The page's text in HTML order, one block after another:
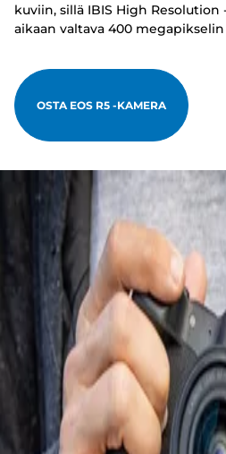
kuviin, sillä IBIS High
aikaan valtava 400 megapikselin
OSTA EOS R5 -KAMERA